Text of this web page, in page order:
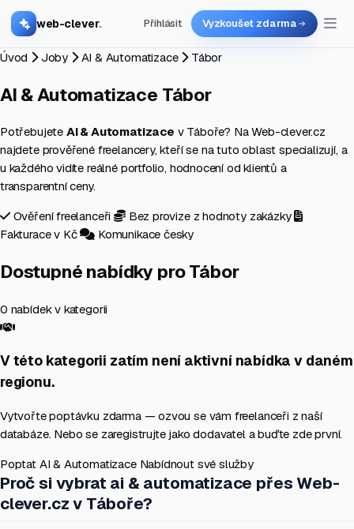
web-clever. Přihlásit Vyzkoušet zdarma
Úvod Joby AI & Automatizace Tábor
AI & Automatizace Tábor
Potřebujete AI & Automatizace v Táboře? Na Web-clever.cz
najdete prověřené freelancery, kteří se na tuto oblast specializují, a
u každého vidíte reálné portfolio, hodnocení od klientů a
transparentní ceny.
Ověření freelanceři
Bez provize z hodnoty zakázky
Fakturace v Kč
Komunikace česky
Dostupné nabídky pro Tábor
0 nabídek v kategorii
V této kategorii zatím není aktivní nabídka v daném
regionu.
Vytvořte poptávku zdarma — ozvou se vám freelanceři z naší
databáze. Nebo se zaregistrujte jako dodavatel a buďte zde první.
Poptat AI & Automatizace Nabídnout své služby
Proč si vybrat ai & automatizace přes Web-
clever.cz v Táboře?